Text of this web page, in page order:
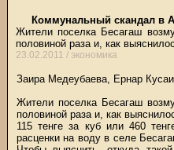
Коммунальный скандал в
Жители поселка Бесагаш
половиной раза и, как
23.02.2011 / экономика
Заира Медеубаева, Ернар
Жители поселка Бесагаш
половиной раза и, как
115 тенге за куб или 460
расценки на воду в селе